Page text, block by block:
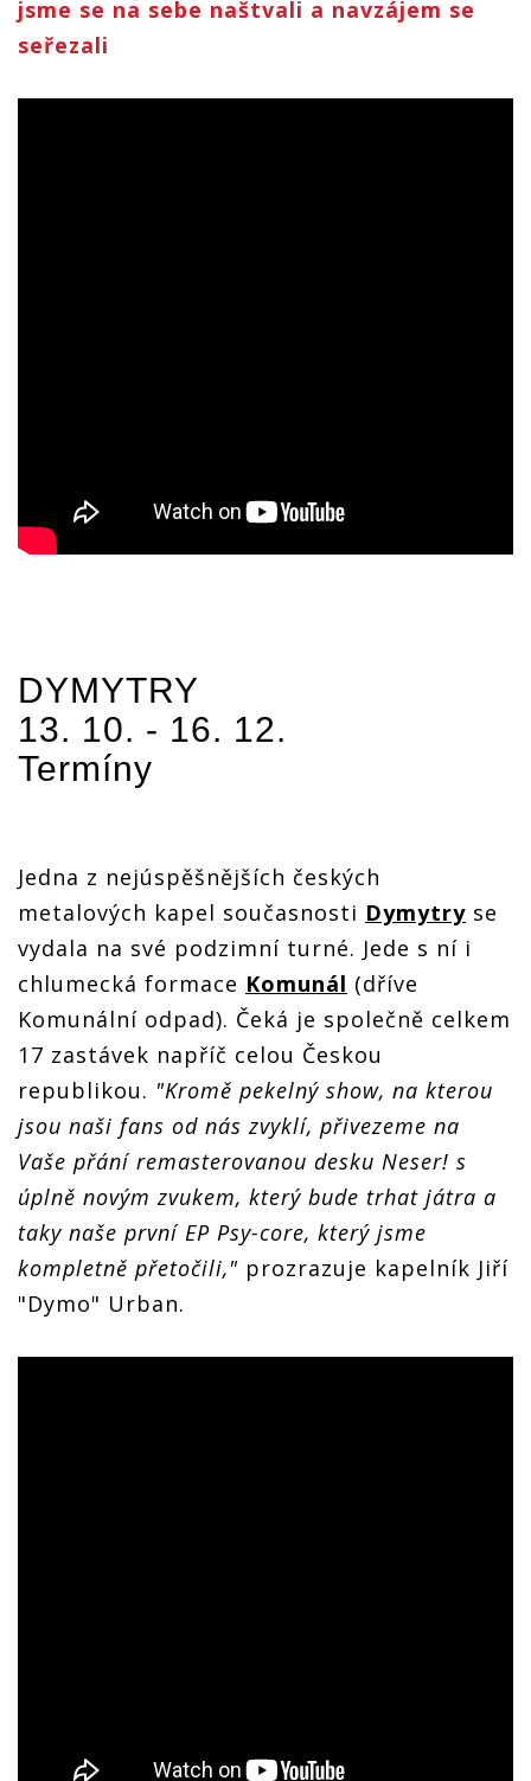
jsme se na sebe naštvali a navzájem se
seřezali
DYMYTRY
13. 10. - 16. 12.
Termíny
Jedna z nejúspěšnějších českých
metalových kapel současnosti Dymytry se
vydala na své podzimní turné. Jede s ní i
chlumecká formace Komunál (dříve
Komunální odpad). Čeká je společně celkem
17 zastávek napříč celou Českou
republikou. "Kromě pekelný show, na kterou
jsou naši fans od nás zvyklí, přivezeme na
Vaše přání remasterovanou desku Neser! s
úplně novým zvukem, který bude trhat játra a
taky naše první EP Psy-core, který jsme
kompletně přetočili," prozrazuje kapelník Jiří
"Dymo" Urban.